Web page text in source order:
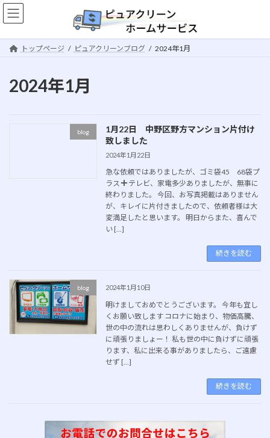
コ
ン
ン
ナ
ビ
ー
トップページ ピュアクリーンブログ 2024年1月
2024年1月
blog
1月22日 中野区野方マンション片付け
致しました
2024年1月22日
急な依頼ではありましたが、ゴミ袋45 68袋プ
ラス
テレビ、家電多少ありましたが、無事に
終わりました。 今回、お写真掲載はありません
が、キレイに片付きましたので、依頼者様は大
変満足したと思います。 明日からまた、喜んで
い […]
続きを読む
blog 2024年1月10日
明けましておめでとうございます。 今年も宜し
くお願い致します コロナに始まり、物価高騰、
世の中の流れは思わしくありませんが、負けず
に頑張りましょー！ 私も世の中に負けずに頑張
ります、私に出来る事がありましたら、ご遠慮
せず […]
続きを読む